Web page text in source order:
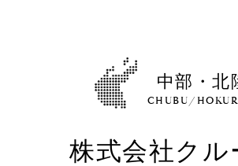
Compatibility
Contact
中部・北
CHUBU/
株式会社クル